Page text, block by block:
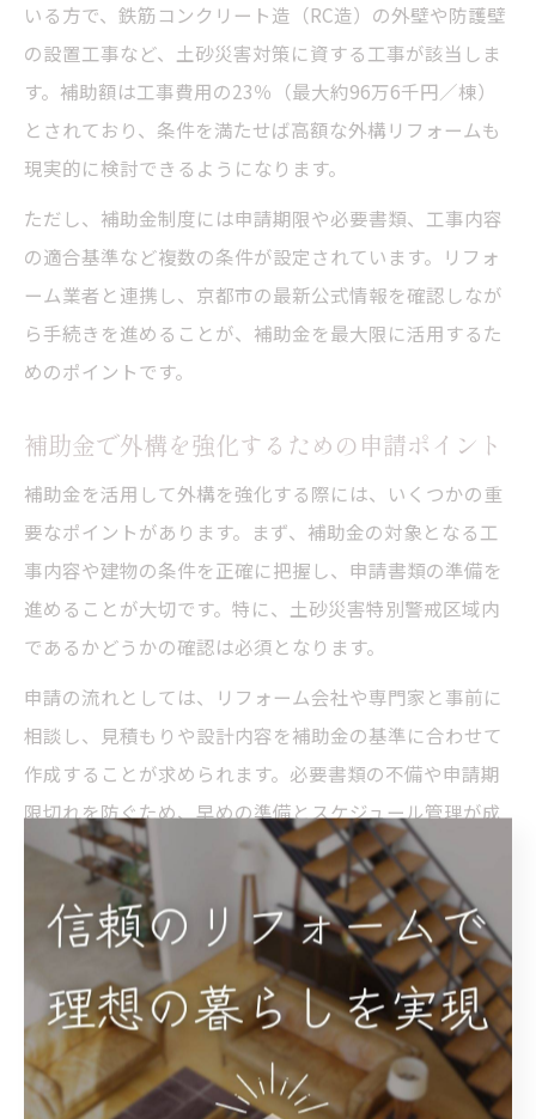
いる方で、鉄筋コンクリート造（RC造）の外壁や防護壁
の設置工事など、土砂災害対策に資する工事が該当しま
す。補助額は工事費用の23％（最大約96万6千円／棟）
とされており、条件を満たせば高額な外構リフォームも
現実的に検討できるようになります。
ただし、補助金制度には申請期限や必要書類、工事内容
の適合基準など複数の条件が設定されています。リフォ
ーム業者と連携し、京都市の最新公式情報を確認しなが
ら手続きを進めることが、補助金を最大限に活用するた
めのポイントです。
補助金で外構を強化するための申請ポイント
補助金を活用して外構を強化する際には、いくつかの重
要なポイントがあります。まず、補助金の対象となる工
事内容や建物の条件を正確に把握し、申請書類の準備を
進めることが大切です。特に、土砂災害特別警戒区域内
であるかどうかの確認は必須となります。
申請の流れとしては、リフォーム会社や専門家と事前に
相談し、見積もりや設計内容を補助金の基準に合わせて
作成することが求められます。必要書類の不備や申請期
限切れを防ぐため、早めの準備とスケジュール管理が成
功のカギです。なお、DIYで対応できる小規模な修復であ
っても、強度や安全性が求められる工事は必ず専門家に
相談しましょう。
補助金申請時には、工事前後の写真や工事内容の詳細な
記録が必要となることが多いため、リフォーム業者と密
に連携し、必要な証拠資料を揃えることも忘れずに行い
ましょう。これにより、補助金の審査がスムーズに進